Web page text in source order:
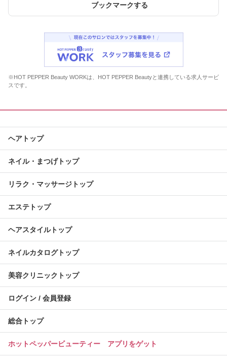
ブックマークする
※HOT PEPPER Beauty WORKは、HOT PEPPER Beautyと連携している求人サービ
スです。
ヘアトップ
ネイル・まつげトップ
リラク・マッサージトップ
エステトップ
ヘアスタイルトップ
ネイルカタログトップ
美容クリニックトップ
ログイン / 会員登録
総合トップ
ホットペッパービューティー アプリをゲット